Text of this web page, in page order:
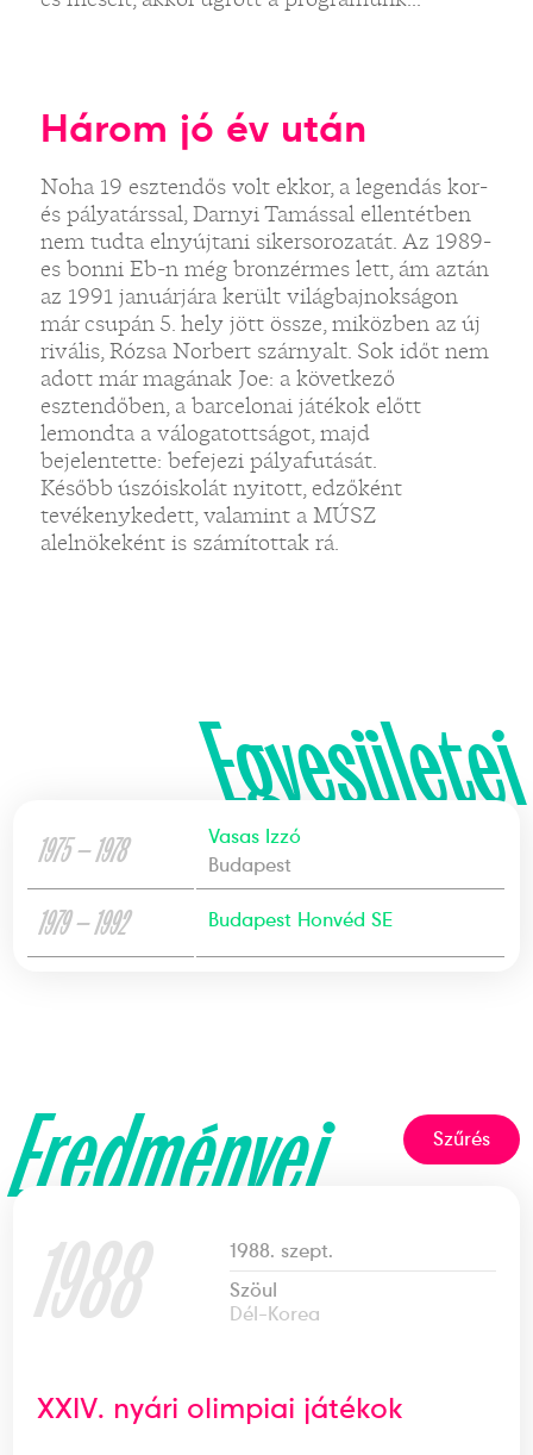
Három jó év után
Noha 19 esztendős volt ekkor, a legendás kor-
és pályatárssal, Darnyi Tamással ellentétben
nem tudta elnyújtani sikersorozatát. Az 1989-
es bonni Eb-n még bronzérmes lett, ám aztán
az 1991 januárjára került világbajnokságon
már csupán 5. hely jött össze, miközben az új
rivális, Rózsa Norbert szárnyalt. Sok időt nem
adott már magának Joe: a következő
esztendőben, a barcelonai játékok előtt
lemondta a válogatottságot, majd
bejelentette: befejezi pályafutását.
Később úszóiskolát nyitott, edzőként
tevékenykedett, valamint a MÚSZ
alelnökeként is számítottak rá.
Egyesületei
1975 — 1978
Vasas Izzó
Budapest
1979 — 1992 Budapest Honvéd SE
Eredményei Szűrés
1988
1988. szept.
Szöul
Dél-Korea
XXIV. nyári olimpiai játékok